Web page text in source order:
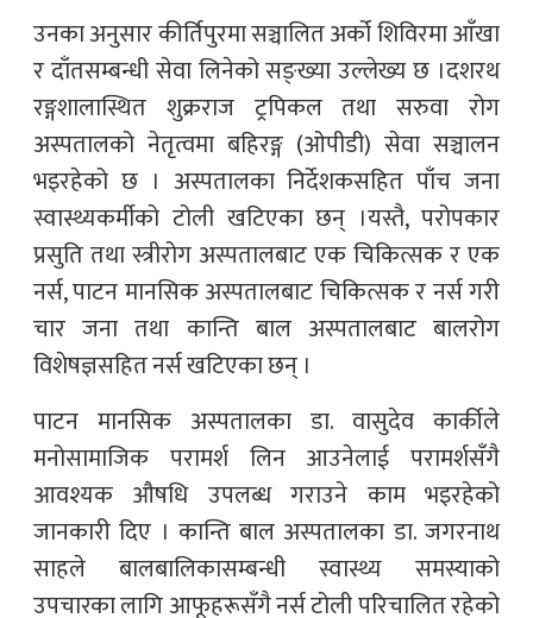
उनका अनुसार कीर्तिपुरमा सञ्चालित अर्को शिविरमा आँखा
र दाँतसम्बन्धी सेवा लिनेको सङ्ख्या उल्लेख्य छ ।दशरथ
रङ्गशालास्थित शुक्रराज ट्रपिकल तथा सरुवा रोग
अस्पतालको नेतृत्वमा बहिरङ्ग (ओपीडी) सेवा सञ्चालन
भइरहेको छ । अस्पतालका निर्देशकसहित पाँच जना
स्वास्थ्यकर्मीको टोली खटिएका छन् ।यस्तै, परोपकार
प्रसुति तथा स्त्रीरोग अस्पतालबाट एक चिकित्सक र एक
नर्स, पाटन मानसिक अस्पतालबाट चिकित्सक र नर्स गरी
चार जना तथा कान्ति बाल अस्पतालबाट बालरोग
विशेषज्ञसहित नर्स खटिएका छन् ।
पाटन मानसिक अस्पतालका डा. वासुदेव कार्कीले
मनोसामाजिक परामर्श लिन आउनेलाई परामर्शसँगै
आवश्यक औषधि उपलब्ध गराउने काम भइरहेको
जानकारी दिए । कान्ति बाल अस्पतालका डा. जगरनाथ
साहले बालबालिकासम्बन्धी स्वास्थ्य समस्याको
उपचारका लागि आफूहरूसँगै नर्स टोली परिचालित रहेको